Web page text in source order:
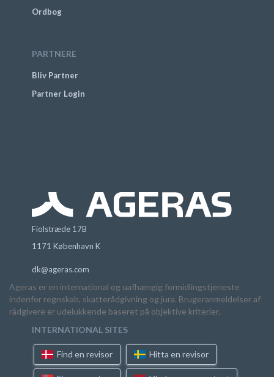
Ordbog
PARTNERE
Bliv Partner
Partner Login
Fiolstræde 17B
1171 København K
dk@ageras.com
Ageras er en international og uafhængig formidlingstjeneste
indenfor regnskab, skatterådgivning og jura. Brugeranmeldelser af
rådgivere er udelukkende baseret på objektive kriterier.
INTERNATIONAL SITES
Find en revisor Hitta en revisor